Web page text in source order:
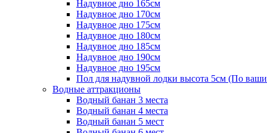
Надувное дно 165см
Надувное дно 170см
Надувное дно 175см
Надувное дно 180см
Надувное дно 185см
Надувное дно 190см
Надувное дно 195см
Пол для надувной лодки высота 5см (По
Водные аттракционы
Водный банан 3 места
Водный банан 4 места
Водный банан 5 мест